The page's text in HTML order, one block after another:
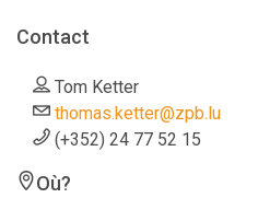
Contact
Tom Ketter
thomas.ketter@zpb.lu
(+352) 24 77 52 15
Où?